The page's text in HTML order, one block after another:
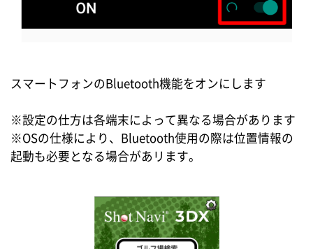
スマートフォンのBluetooth機能をオンにします
※設定の仕方は各端末によって異なる場合があります
※OSの仕様により、Bluetooth使用の際は位置情報の
起動も必要となる場合があリます。